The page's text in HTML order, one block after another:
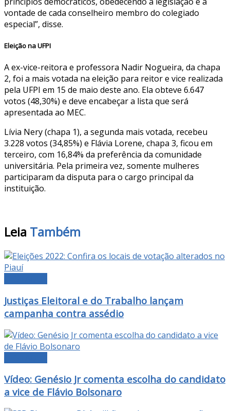
vontade de cada conselheiro membro do colegiado
especial”, disse.
Eleição na UFPI
A ex-vice-reitora e professora Nadir Nogueira, da chapa
2, foi a mais votada na eleição para reitor e vice realizada
pela UFPI em 15 de maio deste ano. Ela obteve 6.647
votos (48,30%) e deve encabeçar a lista que será
apresentada ao MEC.
Lívia Nery (chapa 1), a segunda mais votada, recebeu
3.228 votos (34,85%) e Flávia Lorene, chapa 3, ficou em
terceiro, com 16,84% da preferência da comunidade
universitária. Pela primeira vez, somente mulheres
participaram da disputa para o cargo principal da
instituição.
Leia Também
Justiças Eleitoral e do Trabalho lançam
campanha contra assédio
Vídeo: Genésio Jr comenta escolha do candidato
a vice de Flávio Bolsonaro